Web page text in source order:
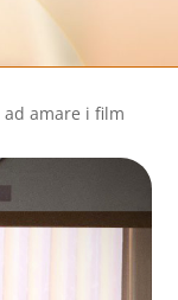
ad amare i film